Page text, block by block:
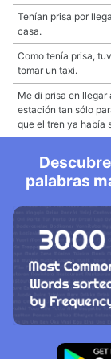
Tenían prisa por
casa.
Como tenía prisa,
tomar un taxi.
Me di prisa en llegar
estación tan sólo
que el tren ya había
palabras